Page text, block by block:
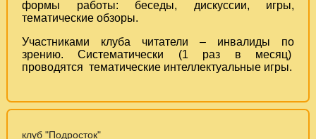
формы работы: беседы, дискуссии, игры,
тематические обзоры.
Участниками клуба читатели – инвалиды по
зрению. Систематически (1 раз в месяц)
проводятся тематические интеллектуальные игры.
клуб "Подросток"